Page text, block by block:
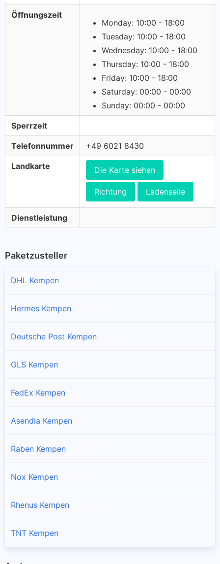
Öffnungszeit
Monday: 10:00 - 18:00
Tuesday: 10:00 - 18:00
Wednesday: 10:00 - 18:00
Thursday: 10:00 - 18:00
Friday: 10:00 - 18:00
Saturday: 00:00 - 00:00
Sunday: 00:00 - 00:00
Sperrzeit
Telefonnummer +49 6021 8430
Landkarte Die Karte siehen
Richtung Ladenseile
Dienstleistung
Paketzusteller
DHL Kempen
Hermes Kempen
Deutsche Post Kempen
GLS Kempen
FedEx Kempen
Asendia Kempen
Raben Kempen
Nox Kempen
Rhenus Kempen
TNT Kempen